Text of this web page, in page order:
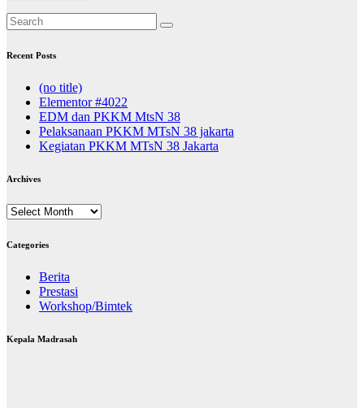
Recent Posts
(no title)
Elementor #4022
EDM dan PKKM MtsN 38
Pelaksanaan PKKM MTsN 38 jakarta
Kegiatan PKKM MTsN 38 Jakarta
Archives
Archives
Categories
Berita
Prestasi
Workshop/Bimtek
Kepala Madrasah